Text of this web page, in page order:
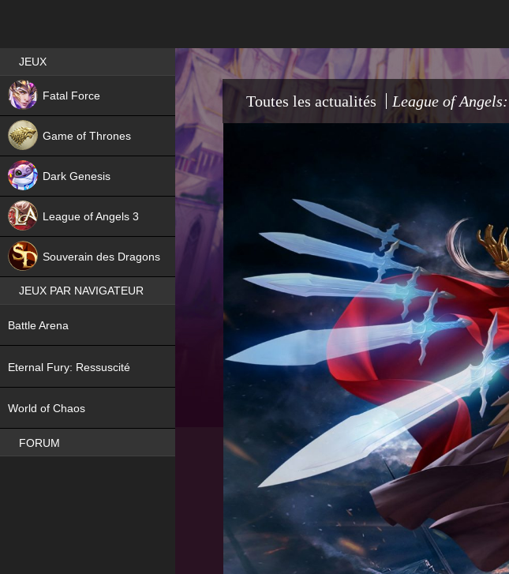
Toutes les actualités League of
Best RPG games in France
JEUX
Fatal Force
Game of Thrones
Dark Genesis
League of Angels 3
Souverain des Dragons
JEUX PAR NAVIGATEUR
Battle Arena
Eternal Fury: Ressuscité
World of Chaos
FORUM